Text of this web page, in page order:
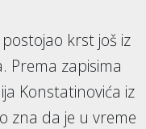
krst još iz
Prema zapisima
Konstatinovića iz
zna da je u vreme